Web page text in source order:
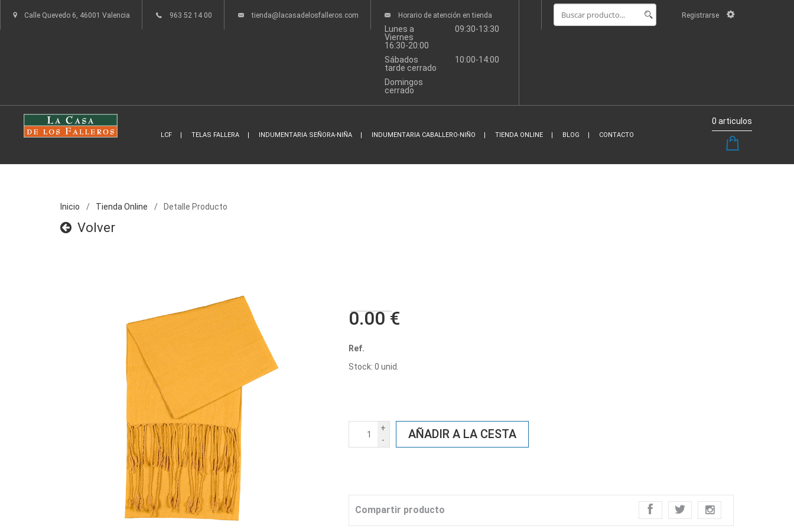
Calle Quevedo 6, 46001 Valencia 963 52 14 00 tienda@lacasadelosfalleros.com Horario de atención en tienda
Lunes a
Viernes
09:30-13:30
16:30-20:00
Sábados
10:00-14:00
tarde cerrado
Domingos
cerrado
Registrarse
LCF TELAS FALLERA INDUMENTARIA SEÑORA-NIÑA INDUMENTARIA CABALLERO-NIÑO TIENDA ONLINE BLOG CONTACTO
0 articulos
Inicio Tienda Online Detalle Producto
Volver
0.00 €
Ref.
Stock: 0 unid.
+
-
AÑADIR A LA CESTA
Compartir producto